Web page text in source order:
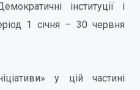
інституції і
1 січня – 30 червня
у цій частині